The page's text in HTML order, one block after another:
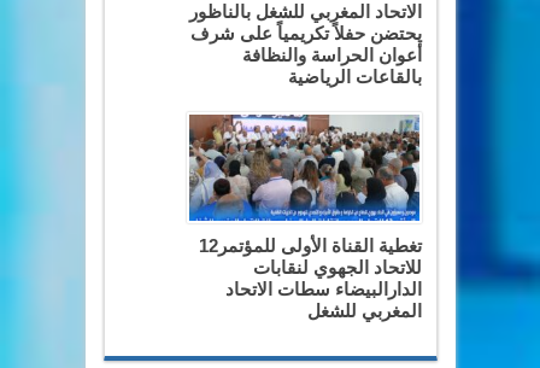
الاتحاد المغربي للشغل بالناظور
يحتضن حفلاً تكريمياً على شرف
أعوان الحراسة والنظافة
بالقاعات الرياضية
تغطية القناة الأولى للمؤتمر12
للاتحاد الجهوي لنقابات
الدارالبيضاء سطات الاتحاد
المغربي للشغل